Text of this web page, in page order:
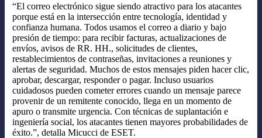
“El correo electrónico sigue siendo atractivo para los atacantes
porque está en la intersección entre tecnología, identidad y
confianza humana. Todos usamos el correo a diario y bajo
presión de tiempo: para recibir facturas, actualizaciones de
envíos, avisos de RR. HH., solicitudes de clientes,
restablecimientos de contraseñas, invitaciones a reuniones y
alertas de seguridad. Muchos de estos mensajes piden hacer clic,
aprobar, descargar, responder o pagar. Incluso usuarios
cuidadosos pueden cometer errores cuando un mensaje parece
provenir de un remitente conocido, llega en un momento de
apuro o transmite urgencia. Con técnicas de suplantación e
ingeniería social, los atacantes tienen mayores probabilidades de
éxito.”, detalla Micucci de ESET.